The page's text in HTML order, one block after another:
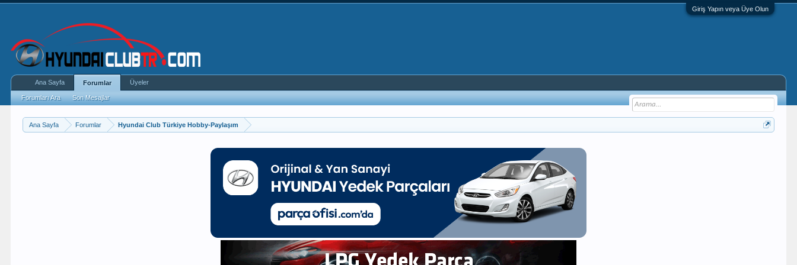
Giriş Yapın veya Üye Olun
Ana Sayfa Forumlar Hyundai Club Türkiye Hobby-Paylaşım
Ana Sayfa Forumlar
Forumları Ara Son Mesajlar
Üyeler